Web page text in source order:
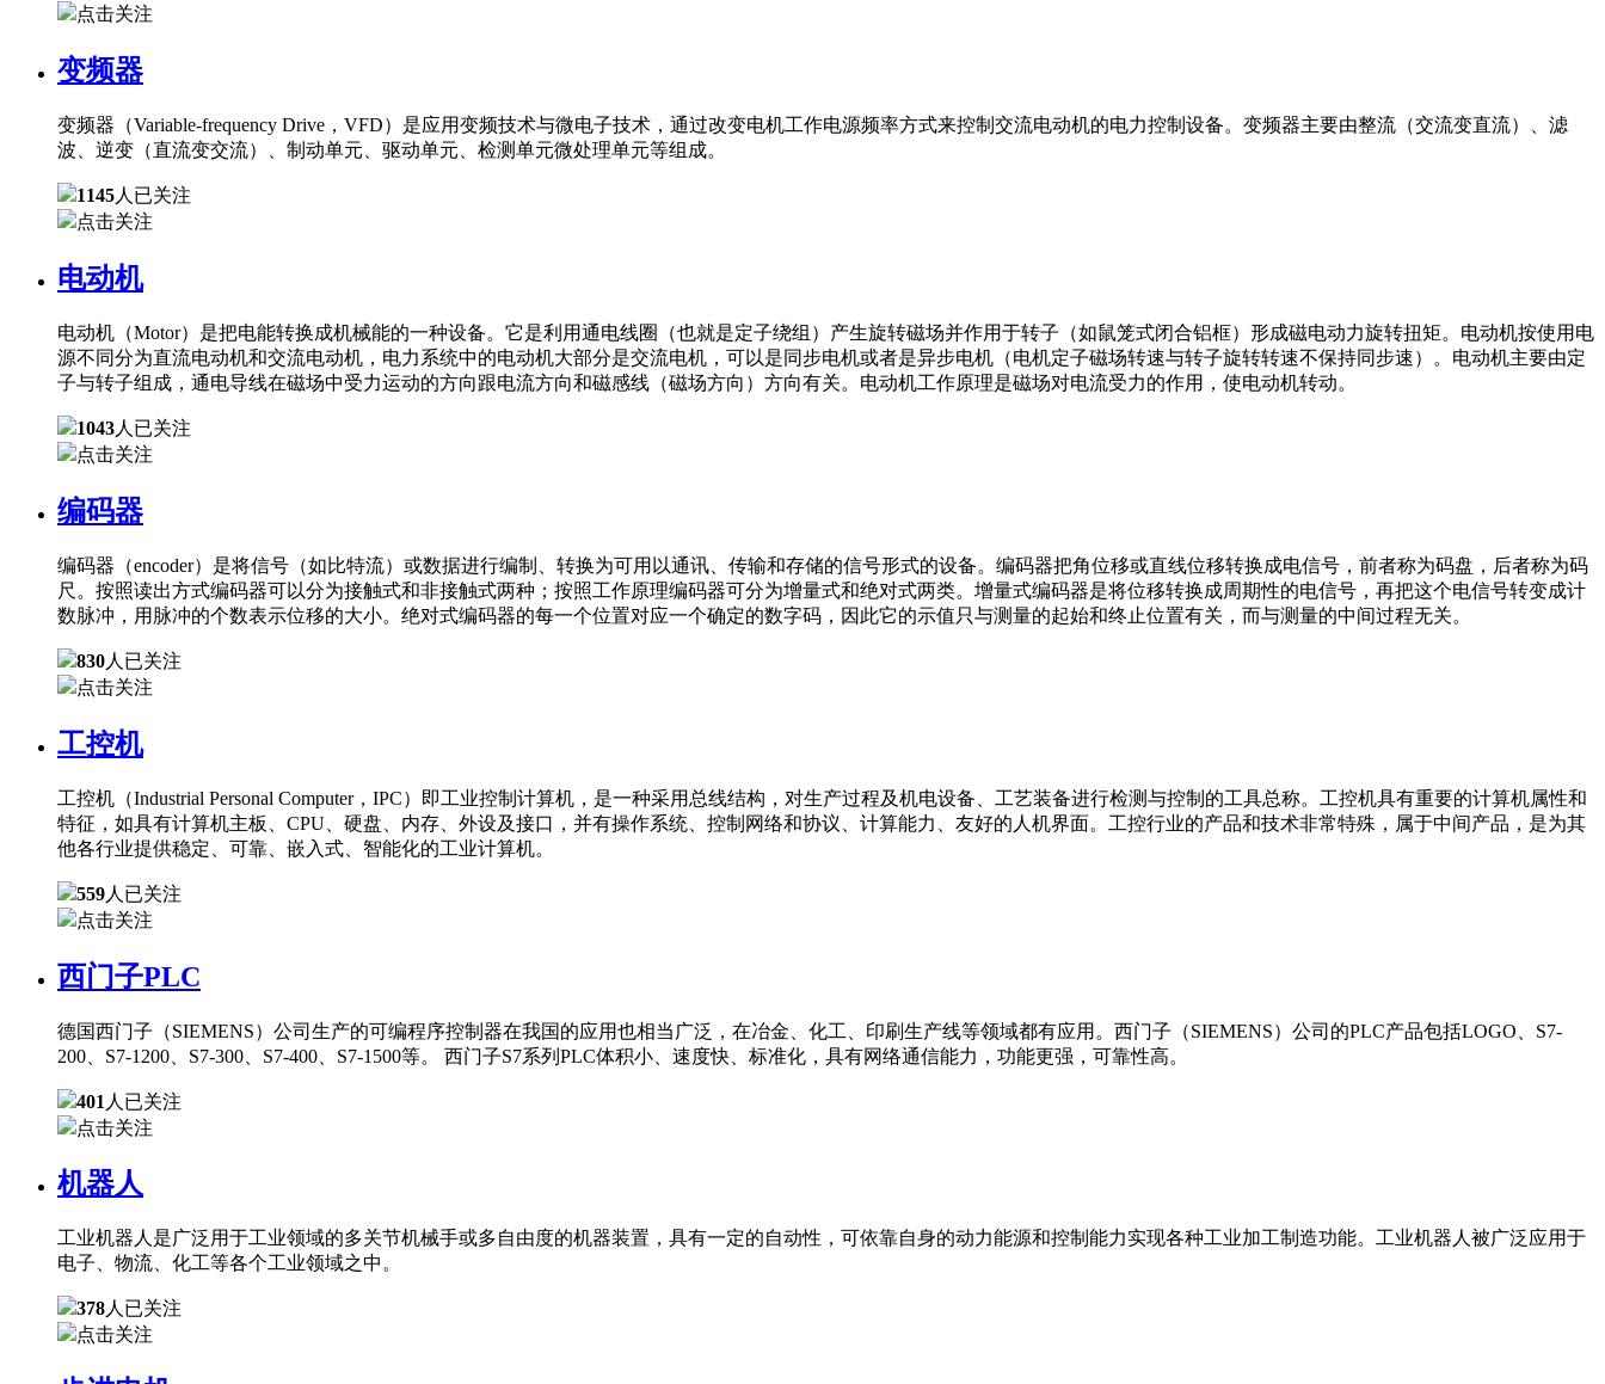
点击关注
变频器
变频器（Variable-frequency Drive，VFD）是应用变频技术与微电子技术，通过改变电机工作电源频率方式来控制交流电动机的电力控制设备。变频器主要由整流（交流变直流）、滤
波、逆变（直流变交流）、制动单元、驱动单元、检测单元微处理单元等组成。
1145人已关注
点击关注
电动机
电动机（Motor）是把电能转换成机械能的一种设备。它是利用通电线圈（也就是定子绕组）产生旋转磁场并作用于转子（如鼠笼式闭合铝框）形成磁电动力旋转扭矩。电动机按使用电
源不同分为直流电动机和交流电动机，电力系统中的电动机大部分是交流电机，可以是同步电机或者是异步电机（电机定子磁场转速与转子旋转转速不保持同步速）。电动机主要由定
子与转子组成，通电导线在磁场中受力运动的方向跟电流方向和磁感线（磁场方向）方向有关。电动机工作原理是磁场对电流受力的作用，使电动机转动。
1043人已关注
点击关注
编码器
编码器（encoder）是将信号（如比特流）或数据进行编制、转换为可用以通讯、传输和存储的信号形式的设备。编码器把角位移或直线位移转换成电信号，前者称为码盘，后者称为码
尺。按照读出方式编码器可以分为接触式和非接触式两种；按照工作原理编码器可分为增量式和绝对式两类。增量式编码器是将位移转换成周期性的电信号，再把这个电信号转变成计
数脉冲，用脉冲的个数表示位移的大小。绝对式编码器的每一个位置对应一个确定的数字码，因此它的示值只与测量的起始和终止位置有关，而与测量的中间过程无关。
830人已关注
点击关注
工控机
工控机（Industrial Personal Computer，IPC）即工业控制计算机，是一种采用总线结构，对生产过程及机电设备、工艺装备进行检测与控制的工具总称。工控机具有重要的计算机属性和
特征，如具有计算机主板、CPU、硬盘、内存、外设及接口，并有操作系统、控制网络和协议、计算能力、友好的人机界面。工控行业的产品和技术非常特殊，属于中间产品，是为其
他各行业提供稳定、可靠、嵌入式、智能化的工业计算机。
559人已关注
点击关注
西门子PLC
德国西门子（SIEMENS）公司生产的可编程序控制器在我国的应用也相当广泛，在冶金、化工、印刷生产线等领域都有应用。西门子（SIEMENS）公司的PLC产品包括LOGO、S7-
200、S7-1200、S7-300、S7-400、S7-1500等。 西门子S7系列PLC体积小、速度快、标准化，具有网络通信能力，功能更强，可靠性高。
401 人已关注
点击关注
机器人
工业机器人是广泛用于工业领域的多关节机械手或多自由度的机器装置，具有一定的自动性，可依靠自身的动力能源和控制能力实现各种工业加工制造功能。工业机器人被广泛应用于
电子、物流、化工等各个工业领域之中。
378人已关注
点击关注